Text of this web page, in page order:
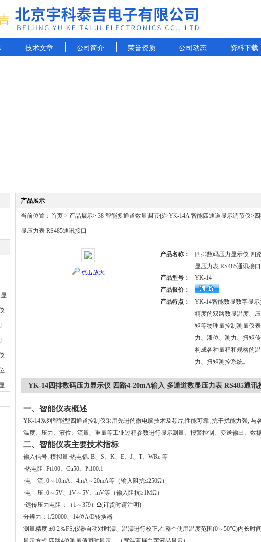
技术文章 公司简介 荣誉资质 公司动态 资料下载
产品展示
当前位置： 首页 > 产品展示> 38 智能多通道数显调节仪>YK-14A 智能四通道显示调节仪>
显压力表 RS485通讯接口
点击放大
产品名称：
四排数码压力显示仪 四
显压力表 RS485通讯接口
产品型号：
YK-14
产品报价：
产品特点：
YK-14智能数显数字显
精度的双路数显温度、
矩等物理量控制测量仪
力、液位、测力、扭矩
构成各种量程和规格的
力、扭矩测控系统。
YK-14四排数码压力显示仪 四路4-20mA输入 多通道数显压力表 RS485通讯
一、智能仪表概述
YK-14系列智能型四通道控制仪采用先进的微电脑技术及芯片,性能可靠 ,抗干扰能力强, 与
温度、压力、液位、流量、重量等工业过程参数进行显示测量、报警控制、变送输出、数据
二、智能仪表主要技术指标
输入信号: 模拟量·热电偶: B、 S、 K、 E、 J、 T、 WRe 等
·热电阻 : Pt100、 Cu50、 Pt100.1
·电 流: 0～ 10mA、 4mA～20mA等（输入阻抗≤250Ω）
·电 压: 0～5V、 1V～5V、 mV等（输入阻抗≥1MΩ）
·远传压力电阻：（ 1 ～379）Ω(订货时请注明)
分辨力： 1/20000、 14位A/D转换器
测量精度:±0.2％FS,仪器自动对时漂、温漂进行校正,在整个使用温度范围(0～50℃)内长时
显示方式:四路4位测量值同时显示。（宽温蓝屏白字液晶显示）